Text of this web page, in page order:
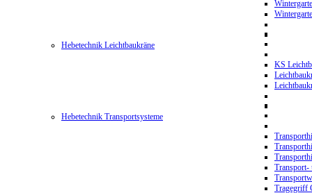
Hebetechnik Leichtbaukräne
KS
Hebetechnik Transportsysteme
Transport-
Tragegriff